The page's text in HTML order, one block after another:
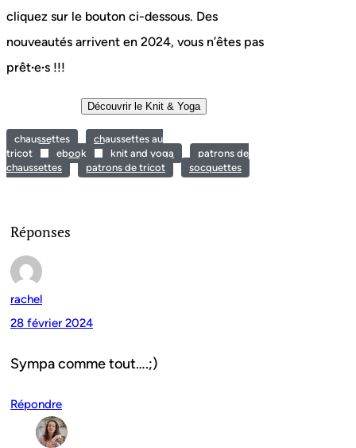
cliquez sur le bouton ci-dessous. Des
nouveautés arrivent en 2024, vous n’êtes pas
prêt·e·s !!!
chaussettes
chaussettes au
tricot
ebook knit and yoga
patrons de
chaussettes
patrons de tricot socquettes
Réponses
rachel
28 février 2024
Sympa comme tout….;)
Répondre